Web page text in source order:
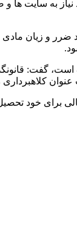
به سایت ها
ضرر و زیان
برای خود